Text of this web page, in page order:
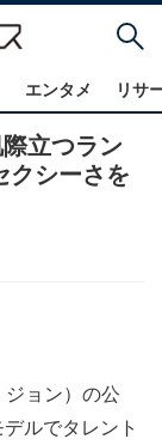
エンタメ リサ
立つラン
クシーさを
ョン）の公
ルでタレント